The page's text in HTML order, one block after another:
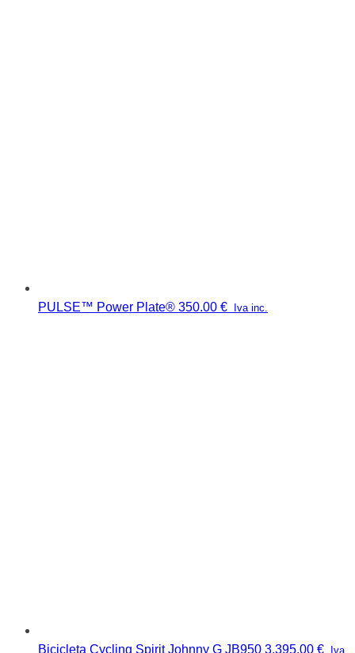
PULSE™ Power Plate® 350.00 € Iva inc.
Bicicleta Cycling Spirit Johnny G JB950 3,395.00 € Iva